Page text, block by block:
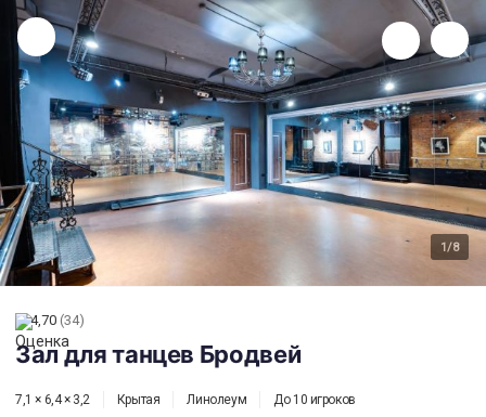
1/8
Зал для танцев Бродвей
4,70 (34)
Зал для танцев Бродвей
7,1 × 6,4 × 3,2 Крытая Линолеум До 10 игроков